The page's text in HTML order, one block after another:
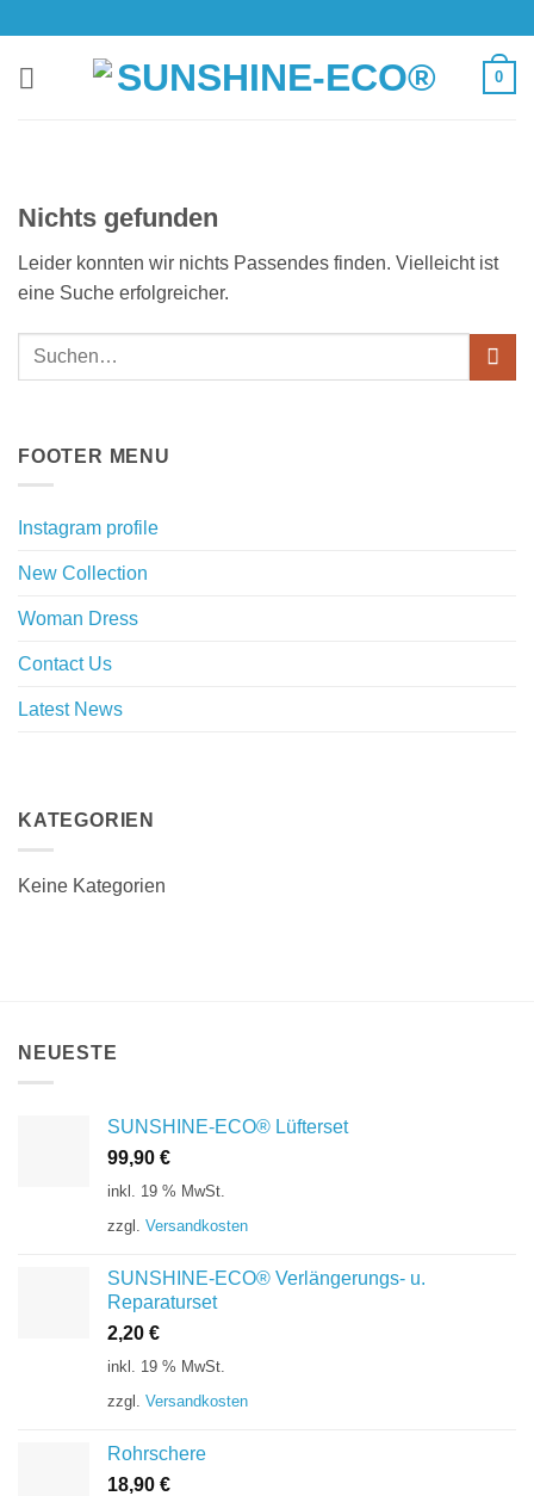
springen
0
Nichts gefunden
Leider konnten wir nichts Passendes finden. Vielleicht ist
eine Suche erfolgreicher.
FOOTER MENU
Instagram profile
New Collection
Woman Dress
Contact Us
Latest News
KATEGORIEN
Keine Kategorien
NEUESTE
SUNSHINE-ECO® Lüfterset
99,90 €
inkl. 19 % MwSt.
zzgl. Versandkosten
SUNSHINE-ECO® Verlängerungs- u.
Reparaturset
2,20 €
inkl. 19 % MwSt.
zzgl. Versandkosten
Rohrschere
18,90 €